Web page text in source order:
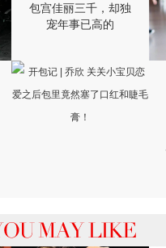
包宫佳丽三千，却独
宠年事已高的